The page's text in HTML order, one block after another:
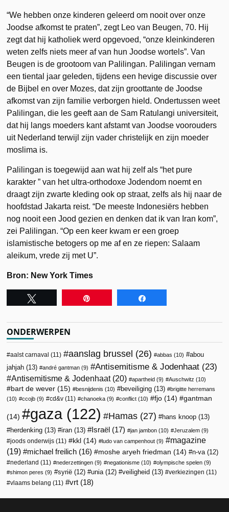
“We hebben onze kinderen geleerd om nooit over onze
Joodse afkomst te praten”, zegt Leo van Beugen, 70. Hij
zegt dat hij katholiek werd opgevoed, “onze kleinkinderen
weten zelfs niets meer af van hun Joodse wortels”. Van
Beugen is de grootoom van Palilingan. Palilingan vernam
een tiental jaar geleden, tijdens een hevige discussie over
de Bijbel en over Mozes, dat zijn groottante de Joodse
afkomst van zijn familie verborgen hield. Ondertussen weet
Palilingan, die les geeft aan de Sam Ratulangi universiteit,
dat hij langs moeders kant afstamt van Joodse voorouders
uit Nederland terwijl zijn vader christelijk en zijn moeder
moslima is.
Palilingan is toegewijd aan wat hij zelf als “het pure
karakter ” van het ultra-orthodoxe Jodendom noemt en
draagt zijn zwarte kleding ook op straat, zelfs als hij naar de
hoofdstad Jakarta reist. “De meeste Indonesiërs hebben
nog nooit een Jood gezien en denken dat ik van Iran kom”,
zei Palilingan. “Op een keer kwam er een groep
islamistische betogers op me af en ze riepen: Salaam
aleikum, vrede zij met U”.
Bron: New York Times
ONDERWERPEN
aalst carnaval (11) aanslag brussel (26) abbas (10)
abou
jahjah (13) andré gantman (9) Antisemitisme & Jodenhaat (23)
Antisemitisme & Jodenhaat(20) apartheid (9) Auschwitz (10)
bart de wever (15) besnijdenis (10) beveiliging (13)
brigitte herremans
(10)
ccojb (9) cd&v (11) chanoeka (9) conflict (10) fjo (14) gantman
(14) gaza (122) Hamas (27) hans knoop (13)
herdenking (13) iran (13) Israël (17) jan jambon (10) Jeruzalem (9)
joods onderwijs (11) kkl (14) ludo van campenhout (9)
magazine
(19)
michael freilich (16) moshe aryeh friedman (14) n-va (12)
nederland (11) nederzettingen (9) negationisme (10) olympische spelen (9)
shimon peres (9) syrië (12) unia (12) veiligheid (13) verkiezingen (11)
vlaams belang (11) vrt (18)